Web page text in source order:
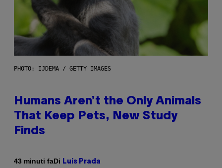
PHOTO: IJDEMA / GETTY IMAGES
Humans Aren’t the Only Animals
That Keep Pets, New Study
Finds
43 minuti faDi Luis Prada